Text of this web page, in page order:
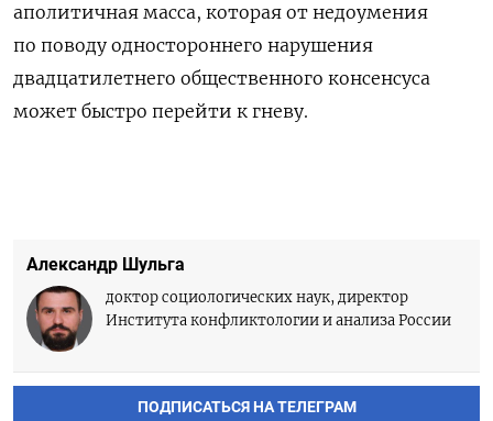
аполитичная масса, которая от недоумения
по поводу одностороннего нарушения
двадцатилетнего общественного консенсуса
может быстро перейти к гневу.
Александр Шульга
доктор социологических наук, директор
Института конфликтологии и анализа России
ПОДПИСАТЬСЯ НА ТЕЛЕГРАМ